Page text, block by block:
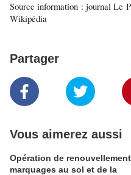
Source information : journal Le
Wikipédia
Partager
Vous aimerez aussi
Opération de
marquages au sol et de la